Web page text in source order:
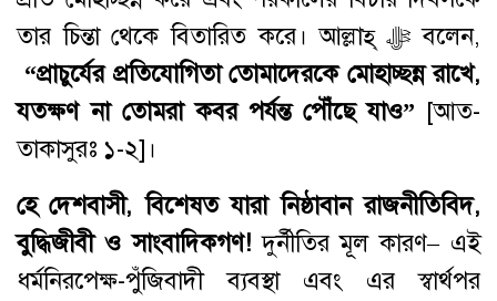
তার চিন্তা থেকে বিতারিত করে। আল্লাহ্ ﷻ বলেন,
“প্রাচুর্যের প্রতিযোগিতা তোমাদেরকে মোহাচ্ছন্ন রাখে,
যতক্ষণ না তোমরা কবর পর্যন্ত পৌঁছে যাও” [আত-
তাকাসুরঃ ১-২]।
হে দেশবাসী, বিশেষতযারা নিষ্ঠাবান রাজনীতিবিদ,
বুদ্ধিজীবী ও সাংবাদিকগণ!দুর্নীতির মূল কারণ– এই
ধর্মনিরপেক্ষ-পুঁজিবাদী ব্যবস্থা এবং এর স্বার্থপর